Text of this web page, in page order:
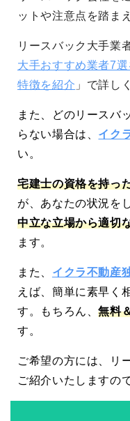
ットや注意点を踏ま
リースバック大手業
大手おすすめ業者7
特徴を紹介 」で詳し
また、どのリースバ
らない場合は、 イク
い。
宅建士の資格を持っ
が、あなたの状況を
中立な立場から適切
ます。
また、 イクラ不動産
えば、簡単に素早く
す。もちろん、無料
す。
ご希望の方には、リ
ご紹介いたしますの